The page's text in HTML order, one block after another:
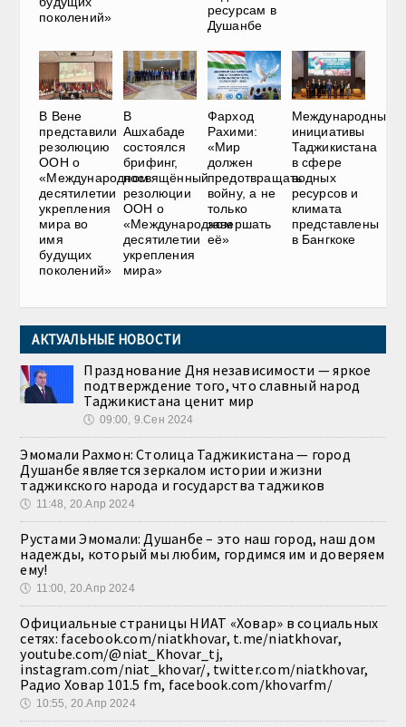
поколений»
ресурсам в
Душанбе
В Вене
представили
резолюцию
ООН о
«Международном
десятилетии
укрепления
мира во
имя
будущих
поколений»
В
Ашхабаде
состоялся
брифинг,
посвящённый
резолюции
ООН о
«Международном
десятилетии
укрепления
мира»
Фарход
Рахими:
«Мир
должен
предотвращать
войну, а не
только
завершать
её»
Международные
инициативы
Таджикистана
в сфере
водных
ресурсов и
климата
представлены
в Бангкоке
АКТУАЛЬНЫЕ НОВОСТИ
Празднование Дня независимости — яркое
подтверждение того, что славный народ
Таджикистана ценит мир
🕔 09:00, 9.Сен 2024
Эмомали Рахмон: Столица Таджикистана — город
Душанбе является зеркалом истории и жизни
таджикского народа и государства таджиков
🕔 11:48, 20.Апр 2024
Рустами Эмомали: Душанбе – это наш город, наш дом
надежды, который мы любим, гордимся им и доверяем
ему!
🕔 11:00, 20.Апр 2024
Официальные страницы НИАТ «Ховар» в социальных
сетях: facebook.com/niatkhovar, t.me/niatkhovar,
youtube.com/@niat_Khovar_tj,
instagram.com/niat_khovar/, twitter.com/niatkhovar,
Радио Ховар 101.5 fm, facebook.com/khovarfm/
🕔 10:55, 20.Апр 2024